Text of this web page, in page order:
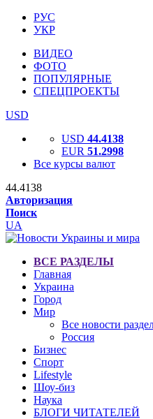
РУС
УКР
ВИДЕО
ФОТО
ПОПУЛЯРНЫЕ
СПЕЦПРОЕКТЫ
USD
USD 44.4138
EUR 51.2998
Все курсы валют
44.4138
Авторизация
Поиск
UA
ВСЕ РАЗДЕЛЫ
Главная
Украина
Город
Мир
Все новости
Россия
Бизнес
Спорт
Lifestyle
Шоу-биз
Наука
БЛОГИ ЧИТАТЕЛЕЙ